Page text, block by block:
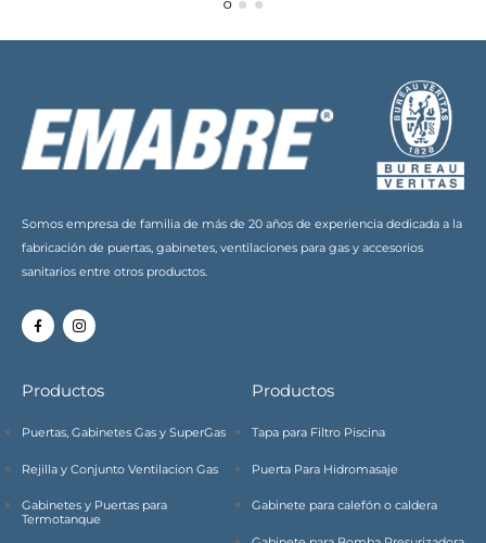
Somos empresa de familia de más de 20 años de experiencia dedicada a la
fabricación de puertas, gabinetes, ventilaciones para gas y accesorios
sanitarios entre otros productos.
Productos
Puertas, Gabinetes Gas y SuperGas
Rejilla y Conjunto Ventilacion Gas
Gabinetes y Puertas para
Termotanque
Productos
Tapa para Filtro Piscina
Puerta Para Hidromasaje
Gabinete para calefón o caldera